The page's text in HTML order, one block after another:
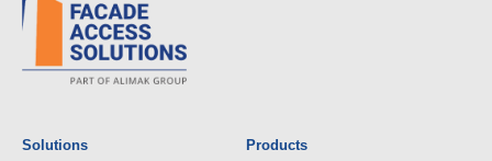
Solutions
Products